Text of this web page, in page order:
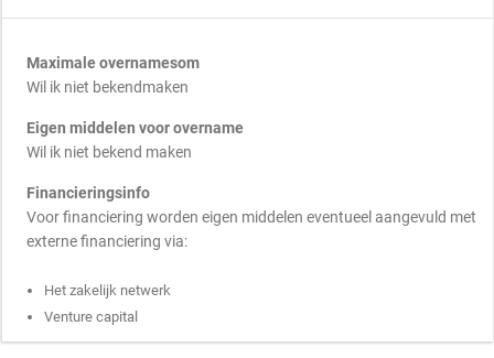
Maximale overnamesom
Wil ik niet bekendmaken
Eigen middelen voor overname
Wil ik niet bekend maken
Financieringsinfo
Voor financiering worden eigen middelen eventueel aangevuld met
externe financiering via:
Het zakelijk netwerk
Venture capital